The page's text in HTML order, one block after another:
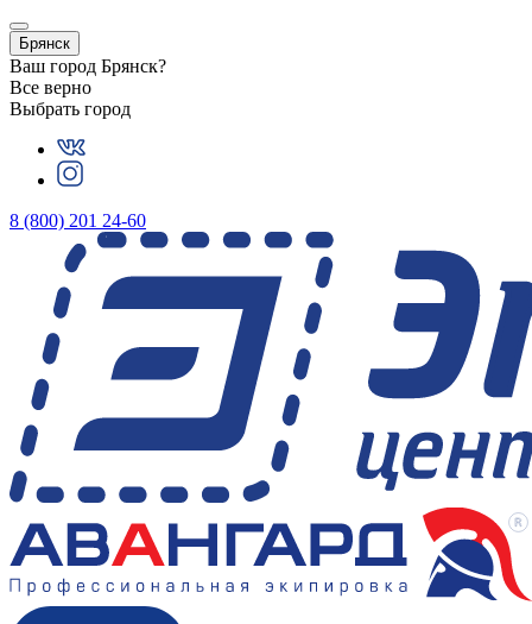
Брянск
Ваш город Брянск?
Все верно
Выбрать город
8 (800) 201 24-60